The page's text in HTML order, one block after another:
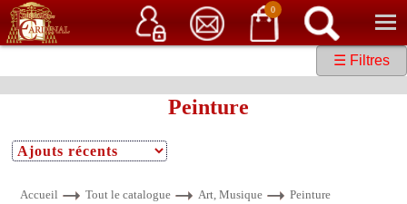
0
Service client 06 15 37 15 37 Librairie de livres anciens & rares
☰ Filtres
Peinture
Accueil Tout le catalogue Art, Musique Peinture